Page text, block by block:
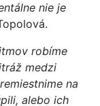
nie je
robíme
medzi
na
alebo ich